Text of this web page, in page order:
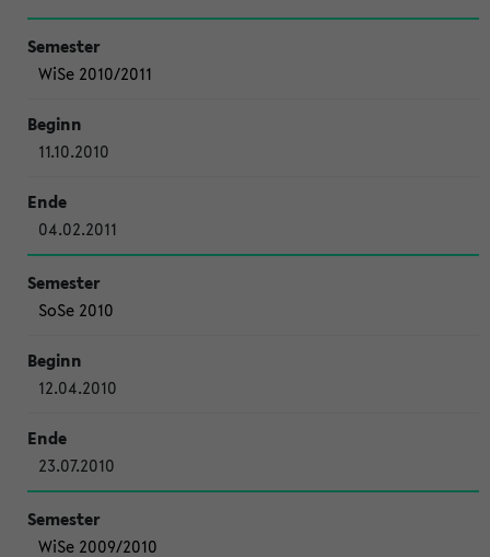
WiSe 2010/2011
11.10.2010
04.02.2011
SoSe 2010
12.04.2010
23.07.2010
WiSe 2009/2010